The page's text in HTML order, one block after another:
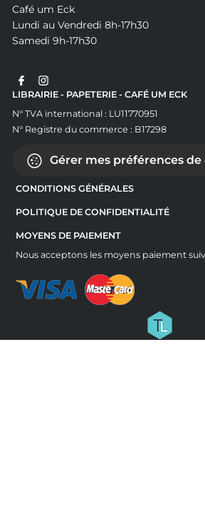
Café um Eck
Lundi au Vendredi 8h-17h30
Samedi 9h-17h30
LIBRAIRIE - PAPETERIE - CAFÉ UM ECK
N° TVA international : LU11770951
N° Registre du commerce : B17298
Gérer mes préférences de
CONDITIONS GÉNÉRALES
POLITIQUE DE CONFIDENTIALITÉ
MOYENS DE PAIEMENT
Nous acceptons les moyens paiement